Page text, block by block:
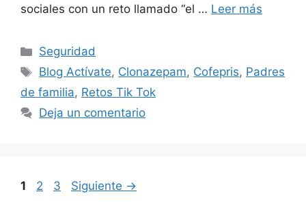
sociales con un reto llamado “el … Leer más
Seguridad
Blog Actívate, Clonazepam, Cofepris, Padres
de familia, Retos Tik Tok
Deja un comentario
1 2 3 Siguiente →